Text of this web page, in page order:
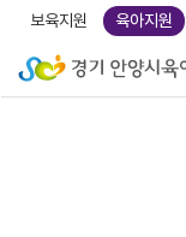
보육지원 육아지원